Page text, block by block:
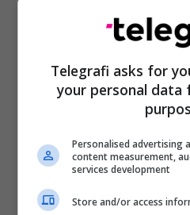
Telegrafi asks for
your personal
Personalised advertising
content measurement,
services development
Store and/or access